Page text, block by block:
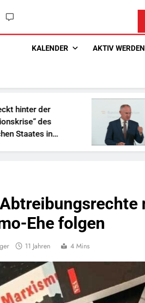
KALENDER AKTIV WERDEN
und
Reichen
Ehe folgen
11 Jahren 4 Mins